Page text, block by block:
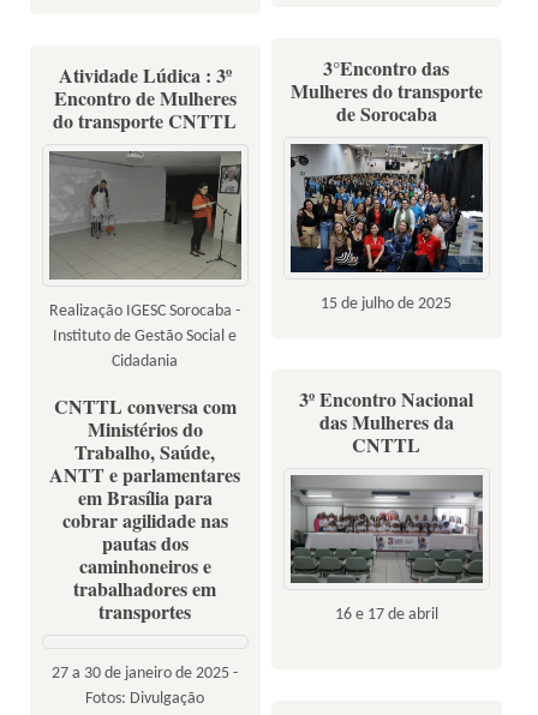
3°Encontro das
Mulheres do transporte
de Sorocaba
15 de julho de 2025
Atividade Lúdica : 3º
Encontro de Mulheres
do transporte CNTTL
Realização IGESC Sorocaba -
Instituto de Gestão Social e
Cidadania
3º Encontro Nacional
das Mulheres da
CNTTL
16 e 17 de abril
CNTTL conversa com
Ministérios do
Trabalho, Saúde,
ANTT e parlamentares
em Brasília para
cobrar agilidade nas
pautas dos
caminhoneiros e
trabalhadores em
transportes
27 a 30 de janeiro de 2025 -
Fotos: Divulgação